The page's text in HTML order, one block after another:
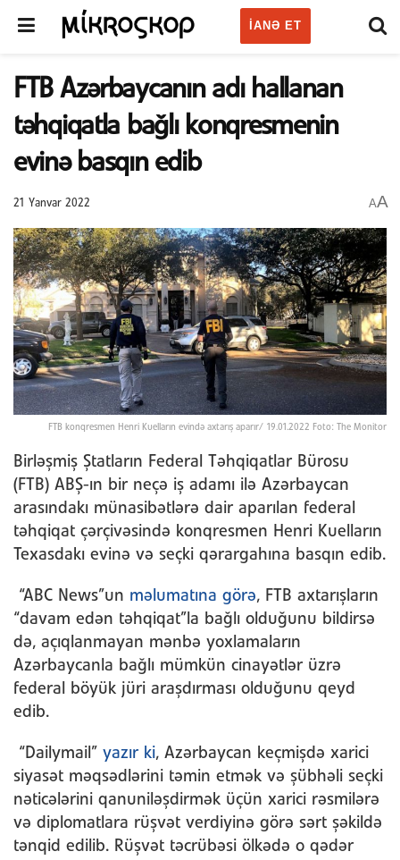
IANƏ ET
FTB Azərbaycanın adı hallanan
təhqiqatla bağlı konqresmenin
evinə basqın edib
21 Yanvar 2022 AA
FTB konqresmen Henri Kuelların evində axtarış aparır/ 19.01.2022 Foto: The Monitor
Birləşmiş Ştatların Federal Təhqiqatlar Bürosu
(FTB) ABŞ-ın bir neçə iş adamı ilə Azərbaycan
arasındakı münasibətlərə dair aparılan federal
təhqiqat çərçivəsində konqresmen Henri Kuelların
Texasdakı evinə və seçki qərargahına basqın edib.
“ABC News”un məlumatına görə, FTB axtarışların
“davam edən təhqiqat”la bağlı olduğunu bildirsə
də, açıqlanmayan mənbə yoxlamaların
Azərbaycanla bağlı mümkün cinayətlər üzrə
federal böyük jüri araşdırması olduğunu qeyd
edib.
“Dailymail” yazır ki, Azərbaycan keçmişdə xarici
siyasət məqsədlərini təmin etmək və şübhəli seçki
nəticələrini qanuniləşdirmək üçün xarici rəsmilərə
və diplomatlara rüşvət verdiyinə görə sərt şəkildə
tənqid edilib. Rüşvət təcrübəsi ölkədə o qədər